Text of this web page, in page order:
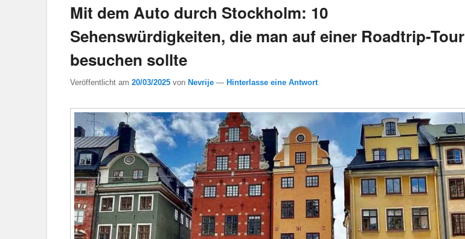
Mit dem Auto durch Stockholm: 10
Sehenswürdigkeiten, die man auf einer Roadtrip-Tour
besuchen sollte
Veröffentlicht am 20/03/2025 von Nevrije — Hinterlasse eine Antwort